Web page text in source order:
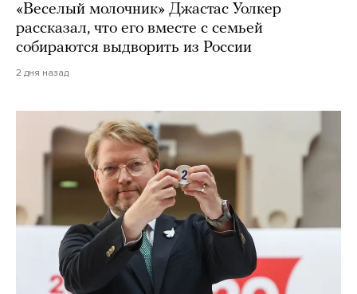
«Веселый молочник» Джастас Уолкер
рассказал, что его вместе с семьей
собираются выдворить из России
2 дня назад